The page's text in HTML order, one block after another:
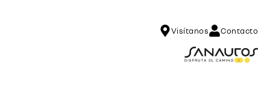
Visítanos Contacto